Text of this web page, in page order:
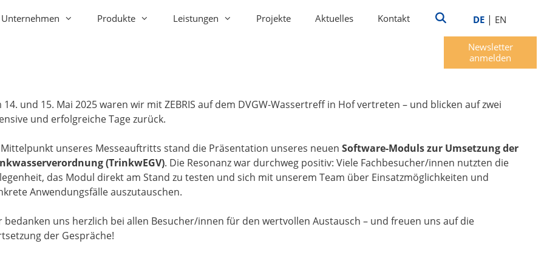
DE | EN
Newsletter
anmelden
Unternehmen Produkte Leistungen Projekte Aktuelles Kontakt
14. und 15. Mai 2025 waren wir mit ZEBRIS auf dem DVGW-Wassertreff in Hof vertreten – und blicken auf zwei
und erfolgreiche Tage zurück.
unseres Messeauftritts stand die Präsentation unseres neuen Software-Moduls zur Umsetzung der
(TrinkwEGV). Die Resonanz war durchweg positiv: Viele Fachbesucher/innen nutzten die
das Modul direkt am Stand zu testen und sich mit unserem Team über Einsatzmöglichkeiten und
Anwendungsfälle auszutauschen.
bedanken uns herzlich bei allen Besucher/innen für den wertvollen Austausch – und freuen uns auf die
der Gespräche!